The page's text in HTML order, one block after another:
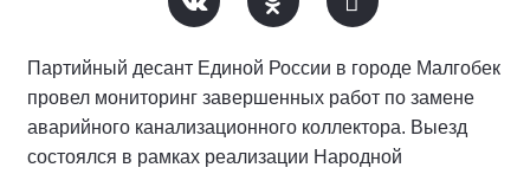
Партийный десант Единой России в городе Малгобек
провел мониторинг завершенных работ по замене
аварийного канализационного коллектора. Выезд
состоялся в рамках реализации Народной